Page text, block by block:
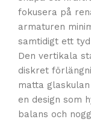
fokusera på
armaturen
samtidigt ett
Den vertikala
diskret
matta
en design som
balans och